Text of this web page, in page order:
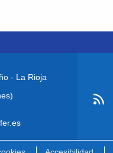
- La Rioja